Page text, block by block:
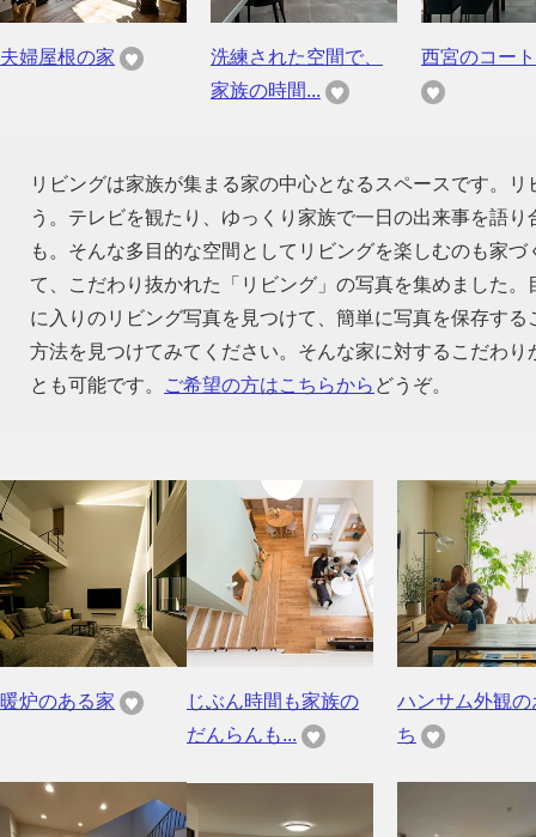
夫婦屋根の家
洗練された空間で、
家族の時間...
西宮のコー
リビングは家族が集まる家の中心となるスペースです。
う。テレビを観たり、ゆっくり家族で一日の出来事を語
も。そんな多目的な空間としてリビングを楽しむのも家
て、こだわり抜かれた「リビング」の写真を集めました
に入りのリビング写真を見つけて、簡単に写真を保存す
方法を見つけてみてください。そんな家に対するこだわ
とも可能です。
ご希望の方はこちらから どうぞ。
暖炉のある家
じぶん時間も家族の
だんらんも...
ハンサム外観の
ち